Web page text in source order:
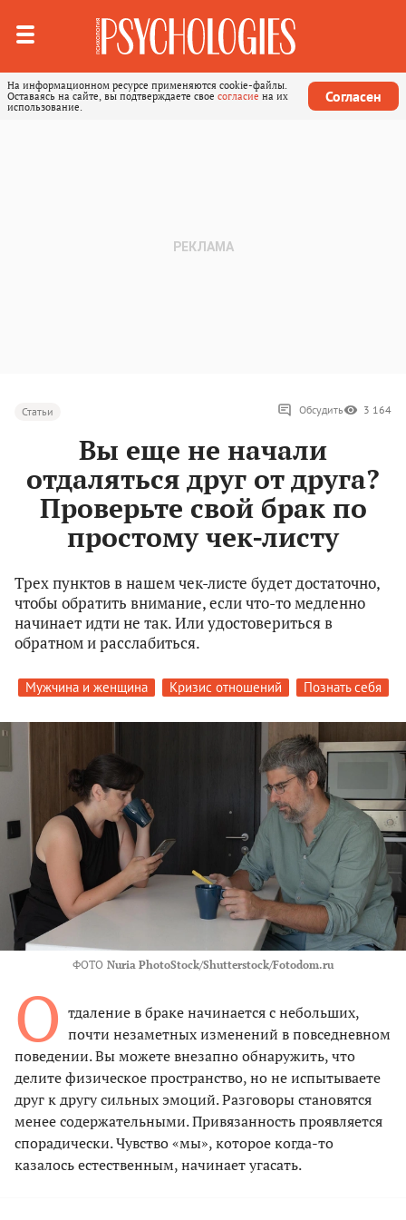
На информационном ресурсе применяются cookie-файлы.
Оставаясь на сайте, вы подтверждаете свое согласие на их
использование.
Согласен
Статьи Обсудить 3 164
Вы еще не начали
отдаляться друг от друга?
Проверьте свой брак по
простому чек-листу
Трех пунктов в нашем чек-листе будет достаточно,
чтобы обратить внимание, если что-то медленно
начинает идти не так. Или удостовериться в
обратном и расслабиться.
Мужчина и женщина Кризис отношений Познать себя
ФОТО Nuria PhotoStock/Shutterstock/Fotodom.ru
О тдаление в браке начинается с небольших,
почти незаметных изменений в повседневном
поведении. Вы можете внезапно обнаружить, что
делите физическое пространство, но не испытываете
друг к другу сильных эмоций. Разговоры становятся
менее содержательными. Привязанность проявляется
спорадически. Чувство «мы», которое когда-то
казалось естественным, начинает угасать.